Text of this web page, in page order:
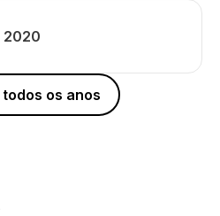
2020
os anos